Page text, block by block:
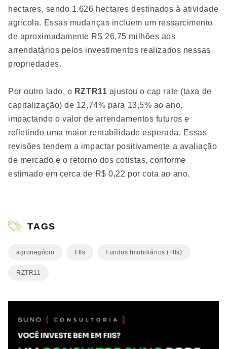
hectares, sendo 1.626 hectares destinados à atividade
agrícola. Essas mudanças incluem um ressarcimento
de aproximadamente R$ 26,75 milhões aos
arrendatários pelos investimentos realizados nessas
propriedades.
Por outro lado, o RZTR11 ajustou o cap rate (taxa de
capitalização) de 12,74% para 13,5% ao ano,
impactando o valor de arrendamentos futuros e
refletindo uma maior rentabilidade esperada. Essas
revisões tendem a impactar positivamente a avaliação
de mercado e o retorno dos cotistas, conforme
estimado em cerca de R$ 0,22 por cota ao ano.
TAGS
agronegócio FIIs Fundos Imobiliários (FIIs)
RZTR11